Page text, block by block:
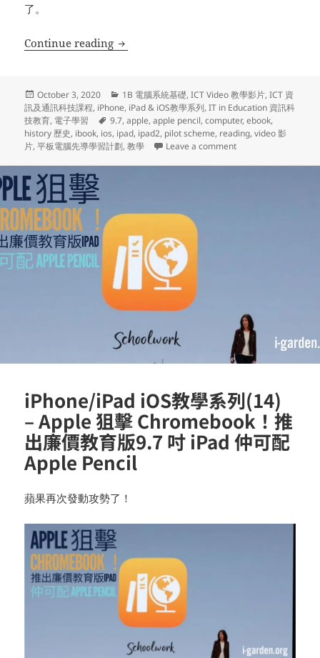
了。
Continue reading iPhone/iPad iOS教學系列(15) – 如何在
Posted
on
October 3, 2020 Categories
1B 電腦系統基礎,ICT Video 教學影片,ICT 資
訊及通訊科技課程, iPhone, iPad & iOS教學系列,IT in Education 資訊科
技教育, 電子學習 Tags
9.7,apple,apple pencil,computer,ebook,
history 歷史, ibook, ios, ipad, ipad2, pilot scheme, reading,video 影
片,平板電腦先導學習計劃,教學 Leave a commenton iPhone/iPad iOS
iPhone/iPad iOS教學系列(14)
– Apple 狙擊 Chromebook！推
出廉價教育版9.7 吋 iPad 仲可配
Apple Pencil
蘋果再次發動攻勢了！